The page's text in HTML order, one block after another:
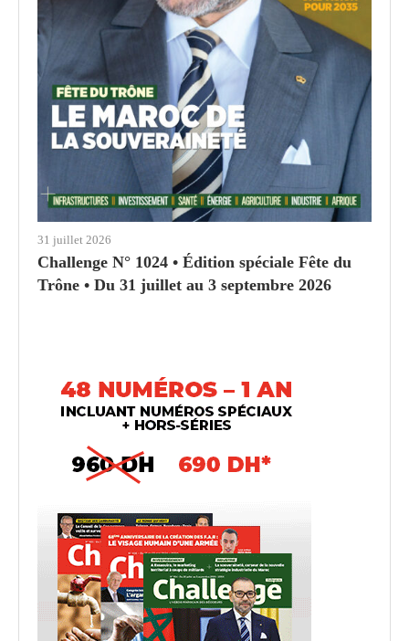
31 juillet 2026
Challenge N° 1024 • Édition spéciale Fête du
Trône • Du 31 juillet au 3 septembre 2026